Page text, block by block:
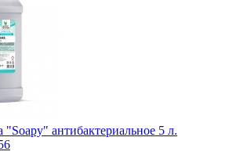
антибактериальное 5 л.